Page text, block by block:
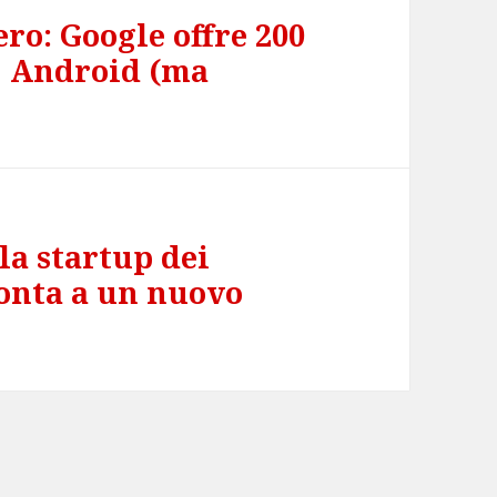
Google offre 200
Android (ma
startup dei
a un nuovo